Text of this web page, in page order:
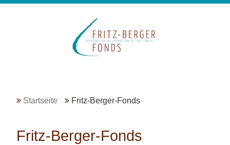
Startseite Fritz-Berger-Fonds
Fritz-Berger-Fonds